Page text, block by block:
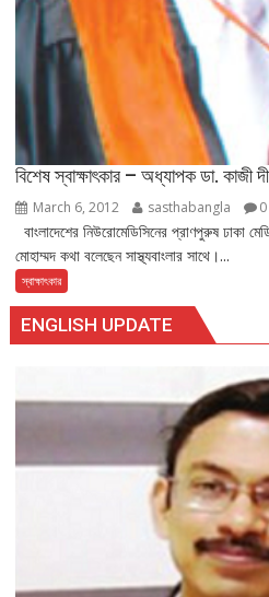
বিশেষ স্বাক্ষাৎকার – অধ্যাপক ডা. কাজী
March 6, 2012 sasthabangla 0
বাংলাদেশের নিউরোমেডিসিনের প্রাণপুরুষ ঢাকা
মোহাম্মদ কথা বলেছেন সাস্থ্যবাংলার সাথে।...
স্বাক্ষাৎকার
ENGLISH UPDATE